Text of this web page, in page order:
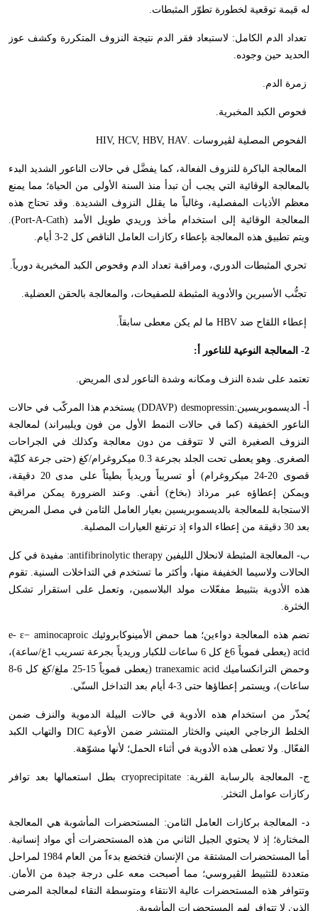
له قيمة توقعية لخطورة تطوّر المثبطات.
تعداد الدم الكامل: لاستبعاد فقر الدم نتيجة النزوف المتكررة وكشف عوز
الحديد حين وجوده.
زمرة الدم.
فحوص الكبد المخبرية.
الفحوص المصلية لڤيروسات .HIV, HCV, HBV, HAV
المعالجة الباكرة للنزوف الفعالة، كما يفضَّل في حالات الناعور الشديد البدء
بالمعالجة الوقائية التي يجب أن تبدأ منذ السنة الأولى من الحياة؛ مما يمنع
معظم الأذيات المفصلية، وغالباً ما يقلل النزوف الشديدة. وقد تحتاج هذه
المعالجة الوقائية إلى استخدام مأخذ وريدي طويل الأمد (Port-A-Cath
).
ويتم تطبيق هذه المعالجة بإعطاء ركازات العامل الناقص كل 2-3 أيام.
تحري المثبطات الدوري، ومراقبة تعداد الدم وفحوص الكبد المخبرية دورياً.
تجنُّب الأسبرين والأدوية المثبطة للصفيحات، والمعالجة بالحقن العضلية.
إعطاء اللقاح ضد HBV ما لم يكن معطى سابقاً.
2- المعالجة النوعية للناعور أ:
تعتمد على شدة النزف ومكانه وشدة الناعور لدى المريض.
أ- الديسموبريسين:(DDAVP) desmopressinيستخدم هذا المركّب في حالات
الناعور الخفيفة (كما في حالات النمط الأول من فون ويليبراند) لمعالجة
النزوف الصغيرة التي لا تتوقف من دون معالجة وكذلك في الجراحات
الصغرى. وهو يعطى تحت الجلد بجرعة 0.3 ميكروغرام/كغ (حتى جرعة كليّة
قصوى 20-24 ميكروغرام) أو تسريباً وريدياً بطيئاً على مدى 20 دقيقة،
ويمكن إعطاؤه عبر مرذاذ (بخاخ) أنفي. وعند الضرورة يمكن مراقبة
الاستجابة للمعالجة بالديسموبريسين بعيار العامل الثامن في مصل المريض
بعد 30 دقيقة من إعطاء الدواء إذ ترتفع العيارات المصلية.
ب- المعالجة المثبطة لانحلال الليفين antifibrinolytic therapy: مفيدة في كل
الحالات ولاسيما الخفيفة منها، وأكثر ما تستخدم في التداخلات السنية. تقوم
هذه الأدوية بتثبيط مفعّلات مولد البلاسمين، وتعمل على استقرار تشكل
الخثرة.
تضم هذه المعالجة دواءين؛ هما حمض الأمينوكابروئيكe- ε− aminocaproic
acid
(يعطى فموياً 6غ كل 6 ساعات للكبار وريدياً بجرعة تسريب 1غ/ساعة)،
وحمض الترانكساميك tranexamic acid
(يعطى فموياً 15-25 ملغ/كغ كل 6-8
ساعات)، ويستمر إعطاؤها حتى 3-4 أيام بعد التداخل السنّي.
يُحذّر من استخدام هذه الأدوية في حالات البيلة الدموية والنزف ضمن
الخلط الزجاجي العيني والخثار المنتشر ضمن الأوعيةDIC والتهاب الكبد
الفعّال. ولا تعطى هذه الأدوية في أثناء الحمل؛ لأنها مشوّهة.
ج- المعالجة بالرسابة القرية: cryoprecipitate بطل استعمالها بعد توافر
ركازات عوامل التخثر.
د- المعالجة بركازات العامل الثامن: المستحضرات المأشوبة هي المعالجة
المختارة؛ إذ لا يحتوي الجيل الثاني من هذه المستحضرات أي مواد إنسانية.
أما المستحضرات المشتقة من الإنسان فتخضع بدءاً من العام 1984 لمراحل
متعددة للتثبيط الڤيروسي؛ مما أصبحت معه على درجة جيدة من الأمان.
وتتوافر هذه المستحضرات عالية الانتقاء ومتوسطة النقاء لمعالجة المرضى
الذين لا تتوافر لهم المستحضرات المأشوبة.